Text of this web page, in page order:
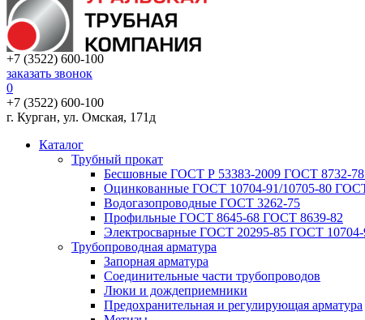
+7 (3522) 600-100
заказать звонок
0
+7 (3522) 600-100
г. Курган, ул. Омская, 171д
Каталог
Трубный прокат
Беcшовные ГОСТ Р 53383-2009 ГОСТ 8732-
Оцинкованные ГОСТ 10704-91/10705-80
Водогазопроводные ГОСТ 3262-75
Профильные ГОСТ 8645-68 ГОСТ 8639-82
Электросварные ГОСТ 20295-85 ГОСТ 10704-
Трубопроводная арматура
Запорная арматура
Соединительные части трубопроводов
Люки и дождеприемники
Предохранительная и регулирующая арматура